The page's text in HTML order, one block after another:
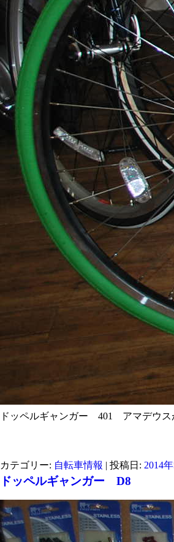
ドッペルギャンガー 401 アマデウス
カテゴリー: 自転車情報 | 投稿日: 2014
ドッペルギャンガー D8